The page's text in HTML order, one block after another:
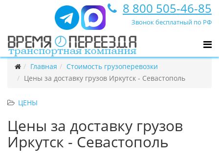
8 800 505-46-85
Звонок бесплатный по РФ
Главная
Стоимость грузоперевозки
Цены за доставку грузов Иркутск - Севастополь
ЦЕНЫ
Цены за доставку грузов
Иркутск - Севастополь